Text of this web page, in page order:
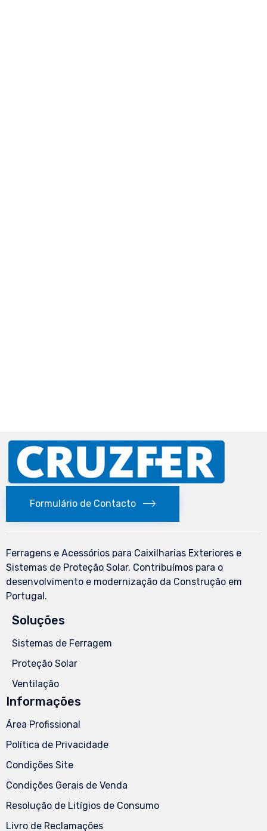
Formulário de Contacto
Ferragens e Acessórios para Caixilharias Exteriores e
Sistemas de Proteção Solar. Contribuímos para o
desenvolvimento e modernização da Construção em
Portugal.
Soluções
Sistemas de Ferragem
Proteção Solar
Ventilação
Informações
Área Profissional
Política de Privacidade
Condições Site
Condições Gerais de Venda
Resolução de Litígios de Consumo
Livro de Reclamações